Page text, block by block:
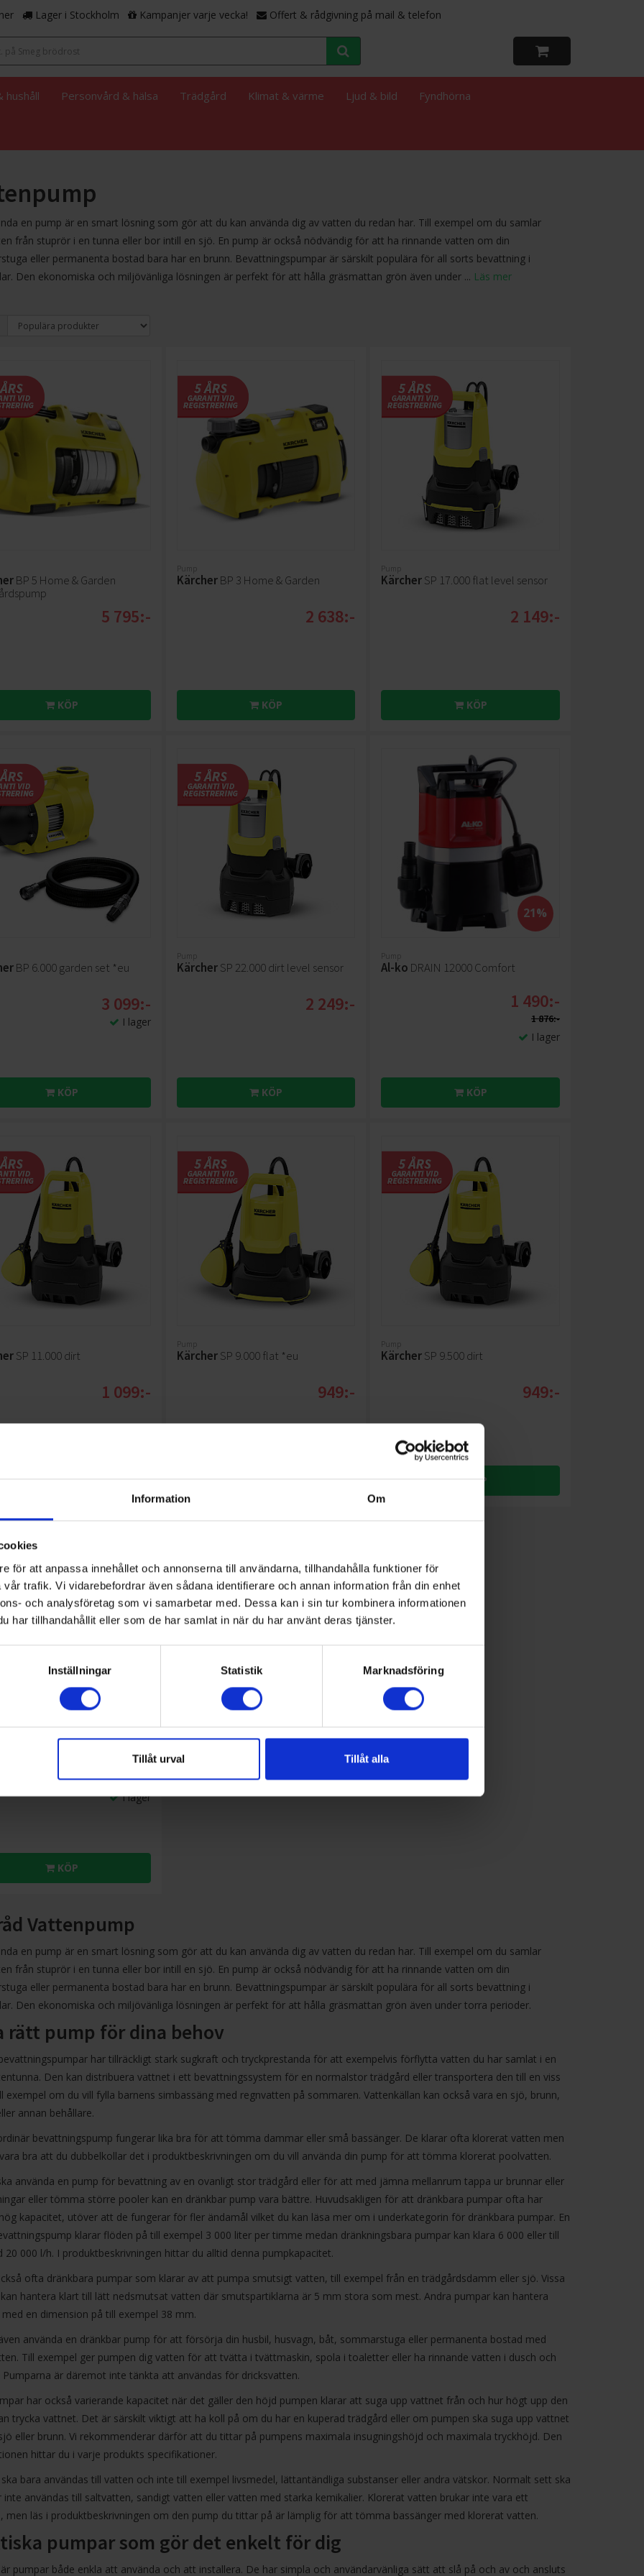
Information Om
för att anpassa innehållet och annonserna till användarna, tillhandahålla funktioner för
trafik. Vi vidarebefordrar även sådana identifierare och annan information från din enhet
och analysföretag som vi samarbetar med. Dessa kan i sin tur kombinera informationen
har tillhandahållit eller som de har samlat in när du har använt deras tjänster.
Inställningar Statistik Marknadsföring
Tillåt urval Tillåt alla
Lager i Stockholm Kampanjer varje vecka! Offert & rådgivning på mail & telefon
hushåll Personvård & hälsa Trädgård Klimat & värme Ljud & bild Fyndhörna
en pump är en smart lösning som gör att du kan använda dig av vatten du redan har. Till exempel om du samlar
från stuprör i en tunna eller bor intill en sjö. En pump är också nödvändig för att ha rinnande vatten om din
eller permanenta bostad bara har en brunn. Bevattningspumpar är särskilt populära för all sorts bevattning i
Den ekonomiska och miljövänliga lösningen är perfekt för att hålla gräsmattan grön även under ... Läs mer
BP 5 Home & Garden
5 795:-
KÖP
Pump
KärcherBP 3 Home & Garden
2 638:-
KÖP
Pump
KärcherSP 17.000 flat level sensor
2 149:-
KÖP
BP 6.000 garden set *eu
3 099:-
I lager
KÖP
Pump
KärcherSP 22.000 dirt level sensor
2 249:-
KÖP
21%
Pump
Al-ko DRAIN 12000 Comfort
1 490:-
1 876:-
I lager
KÖP
SP 11.000 dirt
1 099:-
KÖP
Pump
KärcherSP 9.000 flat *eu
949:-
KÖP
Pump
KärcherSP 9.500 dirt
949:-
KÖP
BP 4.500 garden eu
1 449:-
I lager
KÖP
Vattenpump
en pump är en smart lösning som gör att du kan använda dig av vatten du redan har. Till exempel om du samlar
från stuprör i en tunna eller bor intill en sjö. En pump är också nödvändig för att ha rinnande vatten om din
eller permanenta bostad bara har en brunn. Bevattningspumpar är särskilt populära för all sorts bevattning i
Den ekonomiska och miljövänliga lösningen är perfekt för att hålla gräsmattan grön även under torra perioder.
rätt pump för dina behov
har tillräckligt stark sugkraft och tryckprestanda för att exempelvis förflytta vatten du har samlat i en
Den kan distribuera vattnet i ett bevattningssystem för en normalstor trädgård eller transportera den till en viss
exempel om du vill fylla barnens simbassäng med regnvatten på sommaren. Vattenkällan kan också vara en sjö, brunn,
annan behållare.
bevattningspump fungerar lika bra för att tömma dammar eller små bassänger. De klarar ofta klorerat vatten men
bra att du dubbelkollar det i produktbeskrivningen om du vill använda din pump för att tömma klorerat poolvatten.
använda en pump för bevattning av en ovanligt stor trädgård eller för att med jämna mellanrum tappa ur brunnar eller
eller tömma större pooler kan en dränkbar pump vara bättre. Huvudsakligen för att dränkbara pumpar ofta har
kapacitet, utöver att de fungerar för fler ändamål vilket du kan läsa mer om i underkategorin för dränkbara pumpar. En
klarar flöden på till exempel 3 000 liter per timme medan dränkningsbara pumpar kan klara 6 000 eller till
20 000 l/h. I produktbeskrivningen hittar du alltid denna pumpkapacitet.
ofta dränkbara pumpar som klarar av att pumpa smutsigt vatten, till exempel från en trädgårdsdamm eller sjö. Vissa
hantera klart till lätt nedsmutsat vatten där smutspartiklarna är 5 mm stora som mest. Andra pumpar kan hantera
en dimension på till exempel 38 mm.
använda en dränkbar pump för att försörja din husbil, husvagn, båt, sommarstuga eller permanenta bostad med
Till exempel ger pumpen dig vatten för att tvätta i tvättmaskin, spola i toaletter eller ha rinnande vatten i dusch och
är däremot inte tänkta att användas för dricksvatten.
har också varierande kapacitet när det gäller den höjd pumpen klarar att suga upp vattnet från och hur högt upp den
trycka vattnet. Det är särskilt viktigt att ha koll på om du har en kuperad trädgård eller om pumpen ska suga upp vattnet
eller brunn. Vi rekommenderar därför att du tittar på pumpens maximala insugningshöjd och maximala tryckhöjd. Den
hittar du i varje produkts specifikationer.
bara användas till vatten och inte till exempel livsmedel, lättantändliga substanser eller andra vätskor. Normalt sett ska
inte användas till saltvatten, sandigt vatten eller vatten med starka kemikalier. Klorerat vatten brukar inte vara ett
men läs i produktbeskrivningen om den pump du tittar på är lämplig för att tömma bassänger med klorerat vatten.
pumpar som gör det enkelt för dig
pumpar både enkla att använda och att installera. De har simpla och användarvänliga sätt att slå på och av och ansluts